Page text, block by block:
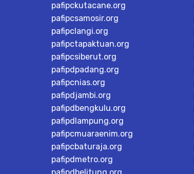
pafipckutacane.org
pafipcsamosir.org
pafipclangi.org
pafipctapaktuan.org
pafipcsiberut.org
pafipdpadang.org
pafipcnias.org
pafipdjambi.org
pafipdbengkulu.org
pafipdlampung.org
pafipcmuaraenim.org
pafipcbaturaja.org
pafipdmetro.org